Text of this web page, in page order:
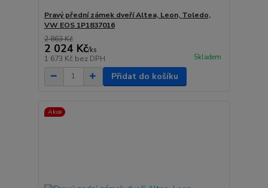
Pravý přední zámek dveří Altea, Leon, Toledo,
VW EOS 1P1837016
2 863 Kč
2 024 Kč/ks
1 673 Kč bez DPH Skladem
Přidat do košíku
Akce